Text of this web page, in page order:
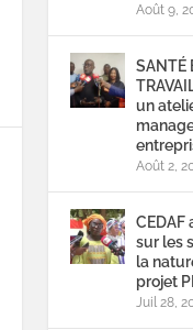
Août 9,
SANTÉ
un
Août 2,
sur les
la
projet
Juil 28,